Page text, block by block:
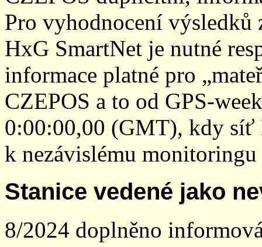
Pro vyhodnocení
HxG SmartNet je nutné
informace platné pro
CZEPOS a to od GPS-
0:00:00,00 (GMT), kdy síť
k nezávislému
Stanice vedené jako
8/2024 doplněno